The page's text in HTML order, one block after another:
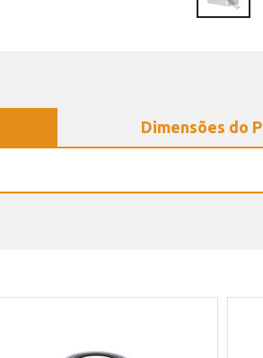
Dimensões do